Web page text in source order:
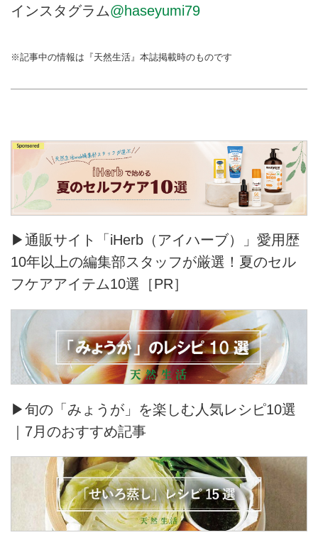
インスタグラム@haseyumi79
※記事中の情報は『天然生活』本誌掲載時のものです
▶通販サイト「iHerb（アイハーブ）」愛用歴
10年以上の編集部スタッフが厳選！夏のセル
フケアアイテム10選［PR］
▶旬の「みょうが」を楽しむ人気レシピ10選
｜7月のおすすめ記事